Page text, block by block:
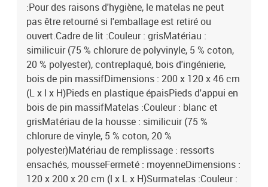
:Pour des raisons d'hygiène, le matelas ne peut
pas être retourné si l'emballage est retiré ou
ouvert.Cadre de lit :Couleur : grisMatériau :
similicuir (75 % chlorure de polyvinyle, 5 % coton,
20 % polyester), contreplaqué, bois d'ingénierie,
bois de pin massifDimensions : 200 x 120 x 46 cm
(L x l x H)Pieds en plastique épaisPieds d'appui en
bois de pin massifMatelas :Couleur : blanc et
grisMatériau de la housse : similicuir (75 %
chlorure de vinyle, 5 % coton, 20 %
polyester)Matériau de remplissage : ressorts
ensachés, mousseFermeté : moyenneDimensions :
120 x 200 x 20 cm (l x L x H)Surmatelas :Couleur :